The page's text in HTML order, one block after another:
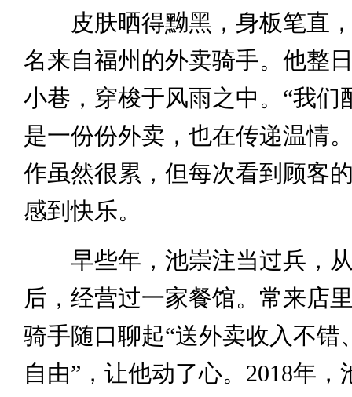
皮肤晒得黝黑，身板笔直，
名来自福州的外卖骑手。他整
小巷，穿梭于风雨之中。“我们
是一份份外卖，也在传递温情
作虽然很累，但每次看到顾客
感到快乐。
早些年，池崇注当过兵，从
后，经营过一家餐馆。常来店
骑手随口聊起“送外卖收入不错
自由”，让他动了心。2018年，